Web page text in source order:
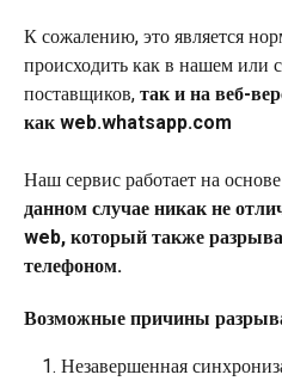
К сожалению, это является
происходить как в нашем или
поставщиков, так и на веб-
как web.whatsapp.com
Наш сервис работает на
данном случае никак не
web, который также
телефоном.
Возможные причины
Незавершенная